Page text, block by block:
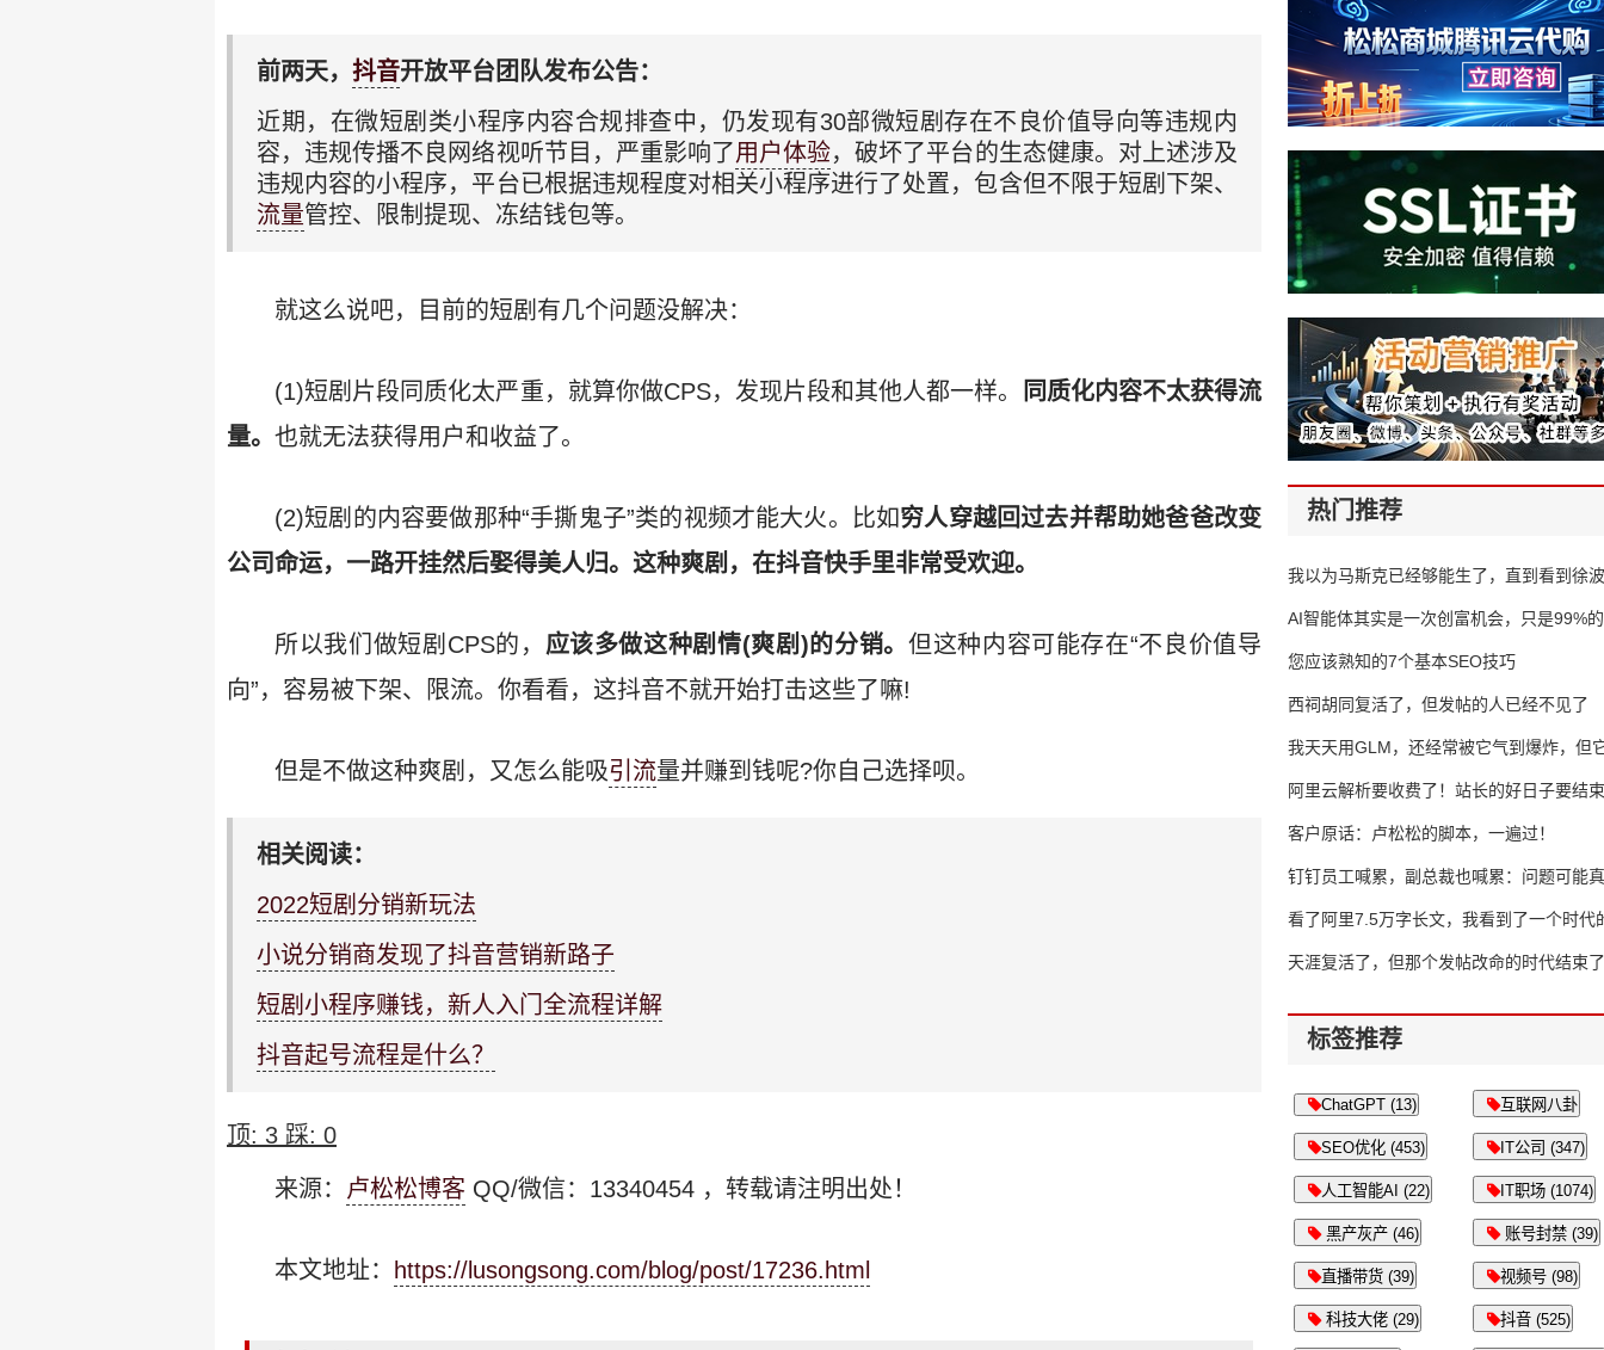
前两天， 抖音开放平台团队发布公告：
近期，在微短剧类小程序内容合规排查中，仍发现有30部微短剧存在不良价值导向等违规内
容，违规传播不良网络视听节目，严重影响了用户体验，破坏了平台的生态健康。对上述涉及
违规内容的小程序，平台已根据违规程度对相关小程序进行了处置，包含但不限于短剧下架、
流量管控、限制提现、冻结钱包等。
就这么说吧，目前的短剧有几个问题没解决：
(1)短剧片段同质化太严重，就算你做CPS，发现片段和其他人都一样。
同质化内容不太获得流
量。 也就无法获得用户和收益了。
(2)短剧的内容要做那种“手撕鬼子”类的视频才能大火。比如穷人穿越回过去并帮助她爸爸改变
公司命运，一路开挂然后娶得美人归。这种爽剧，在抖音快手里非常受欢迎。
所以我们做短剧CPS的， 应该多做这种剧情(爽剧)的分销。 但这种内容可能存在“不良价值导
向”，容易被下架、限流。你看看，这抖音不就开始打击这些了嘛!
但是不做这种爽剧，又怎么能吸引流量并赚到钱呢?你自己选择呗。
相关阅读：
2022短剧分销新玩法
小说分销商发现了抖音营销新路子
短剧小程序赚钱，新人入门全流程详解
抖音起号流程是什么？
顶: 3 踩: 0
来源： 卢松松博客 QQ/微信：13340454 ，转载请注明出处！
本文地址： https://lusongsong.com/blog/post/17236.html
热门推荐
我以为马斯克已经够能生了，直到看到
AI智能体其实是一次创富机会，只是99%
错过了
您应该熟知的7个基本SEO技巧
西祠胡同复活了，但发帖的人已经不见了
我天天用GLM，还经常被它气到爆炸，但
16万亿
阿里云解析要收费了！站长的好日子要结
客户原话：卢松松的脚本，一遍过！
钉钉员工喊累，副总裁也喊累：问题可能
了
看了阿里7.5万字长文，我看到了一个时代
天涯复活了，但那个发帖改命的时代结束了
标签推荐
ChatGPT (13) 互联网八卦
SEO优化 (453) IT公司 (347)
人工智能AI (22) IT职场 (1074)
黑产灰产 (46) 账号封禁 (39)
直播带货 (39) 视频号 (98)
科技大佬 (29) 抖音 (525)